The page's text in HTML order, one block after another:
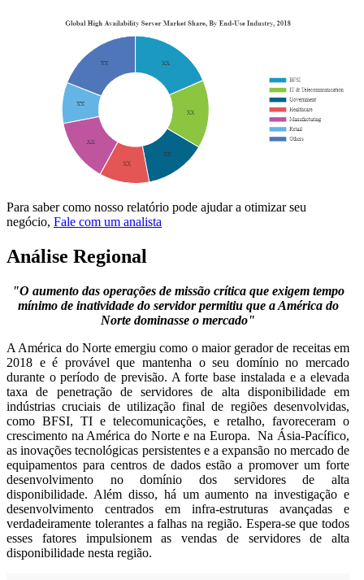
Para saber como nosso relatório pode ajudar a otimizar seu
negócio, Fale com um analista
Análise Regional
"O aumento das operações de missão crítica que exigem tempo
mínimo de inatividade do servidor permitiu que a América do
Norte dominasse o mercado"
A América do Norte emergiu como o maior gerador de receitas em
2018 e é provável que mantenha o seu domínio no mercado
durante o período de previsão. A forte base instalada e a elevada
taxa de penetração de servidores de alta disponibilidade em
indústrias cruciais de utilização final de regiões desenvolvidas,
como BFSI, TI e telecomunicações, e retalho, favoreceram o
crescimento na América do Norte e na Europa. Na Ásia-Pacífico,
as inovações tecnológicas persistentes e a expansão no mercado de
equipamentos para centros de dados estão a promover um forte
desenvolvimento no domínio dos servidores de alta
disponibilidade. Além disso, há um aumento na investigação e
desenvolvimento centrados em infra-estruturas avançadas e
verdadeiramente tolerantes a falhas na região. Espera-se que todos
esses fatores impulsionem as vendas de servidores de alta
disponibilidade nesta região.